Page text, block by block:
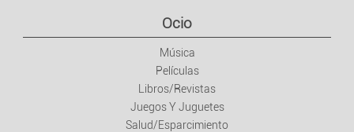
Ocio
Música
Películas
Libros/Revistas
Juegos Y Juguetes
Salud/Esparcimiento